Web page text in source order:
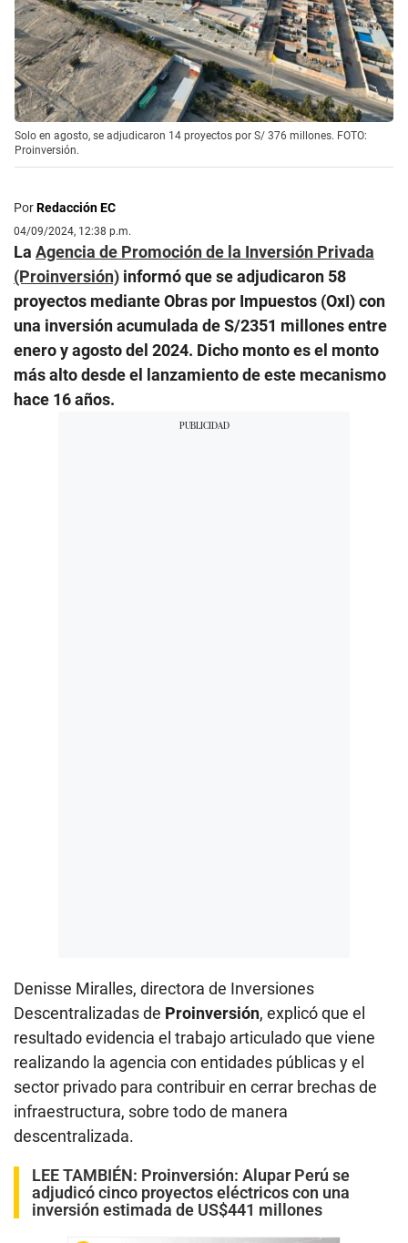
Solo en agosto, se adjudicaron 14 proyectos por S/ 376 millones. FOTO:
Proinversión.
PorRedacción EC
04/09/2024, 12:38 p.m.
La Agencia de Promoción de la Inversión Privada
(Proinversión) informó que se adjudicaron 58
proyectos mediante Obras por Impuestos (OxI) con
una inversión acumulada de S/2351 millones entre
enero y agosto del 2024. Dicho monto es el monto
más alto desde el lanzamiento de este mecanismo
hace 16 años.
Denisse Miralles, directora de Inversiones
Descentralizadas de Proinversión, explicó que el
resultado evidencia el trabajo articulado que viene
realizando la agencia con entidades públicas y el
sector privado para contribuir en cerrar brechas de
infraestructura, sobre todo de manera
descentralizada.
LEE TAMBIÉN: Proinversión: Alupar Perú se
adjudicó cinco proyectos eléctricos con una
inversión estimada de US$441 millones